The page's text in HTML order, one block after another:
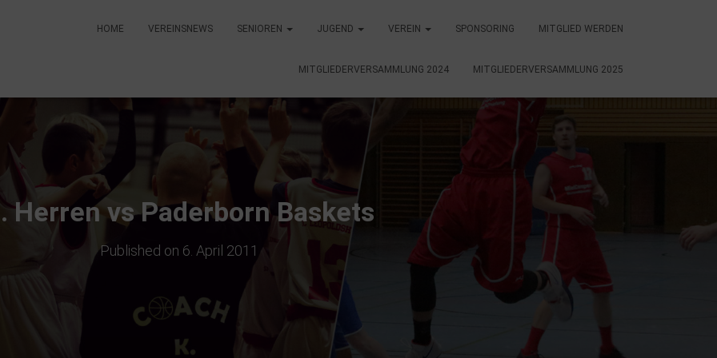
HOME VEREINSNEWS SENIOREN JUGEND VEREIN SPONSORING MITGLIED WERDEN
MITGLIEDERVERSAMMLUNG 2024 MITGLIEDERVERSAMMLUNG 2025
Herren vs Paderborn Baskets
Published on 6. April 2011